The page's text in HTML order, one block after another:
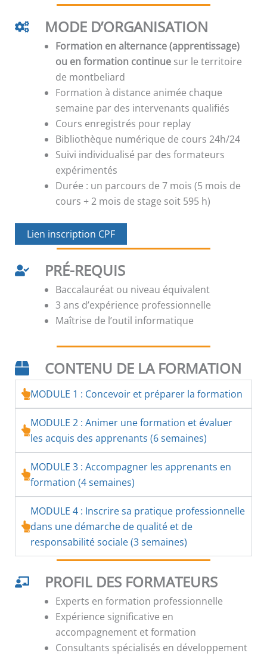
MODE D’ORGANISATION
Formation en alternance (apprentissage)
ou en formation continue sur le territoire
de montbeliard
Formation à distance animée chaque
semaine par des intervenants qualifiés
Cours enregistrés pour replay
Bibliothèque numérique de cours 24h/24
Suivi individualisé par des formateurs
expérimentés
Durée : un parcours de 7 mois (5 mois de
cours + 2 mois de stage soit 595 h)
Lien inscription CPF
PRÉ-REQUIS
Baccalauréat ou niveau équivalent
3 ans d’expérience professionnelle
Maîtrise de l’outil informatique
CONTENU DE LA FORMATION
MODULE 1 : Concevoir et préparer la formation
MODULE 2 : Animer une formation et évaluer
les acquis des apprenants (6 semaines)
MODULE 3 : Accompagner les apprenants en
formation (4 semaines)
MODULE 4 : Inscrire sa pratique professionnelle
dans une démarche de qualité et de
responsabilité sociale (3 semaines)
PROFIL DES FORMATEURS
Experts en formation professionnelle
Expérience significative en
accompagnement et formation
Consultants spécialisés en développement